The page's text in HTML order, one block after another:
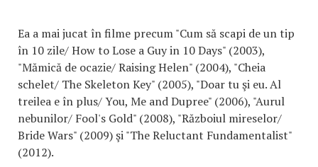
Ea a mai jucat în filme precum "Cum să scapi de un tip
în 10 zile/ How to Lose a Guy in 10 Days" (2003),
"Mămică de ocazie/ Raising Helen" (2004), "Cheia
schelet/ The Skeleton Key" (2005), "Doar tu şi eu. Al
treilea e în plus/ You, Me and Dupree" (2006), "Aurul
nebunilor/ Fool's Gold" (2008), "Războiul mireselor/
Bride Wars" (2009) şi "The Reluctant Fundamentalist"
(2012).